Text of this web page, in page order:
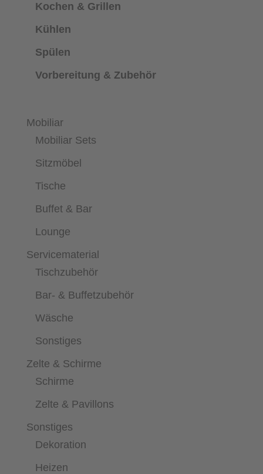
Kochen & Grillen
Kühlen
Spülen
Vorbereitung & Zubehör
Mobiliar
Mobiliar Sets
Sitzmöbel
Tische
Buffet & Bar
Lounge
Servicematerial
Tischzubehör
Bar- & Buffetzubehör
Wäsche
Sonstiges
Zelte & Schirme
Schirme
Zelte & Pavillons
Sonstiges
Dekoration
Heizen